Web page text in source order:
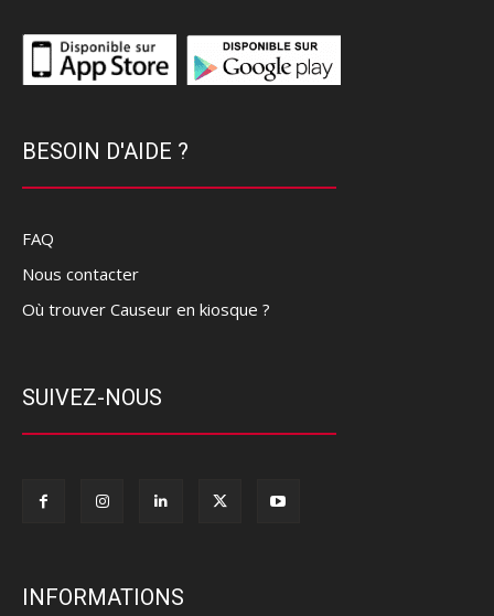
BESOIN D'AIDE ?
FAQ
Nous contacter
Où trouver Causeur en kiosque ?
SUIVEZ-NOUS
INFORMATIONS